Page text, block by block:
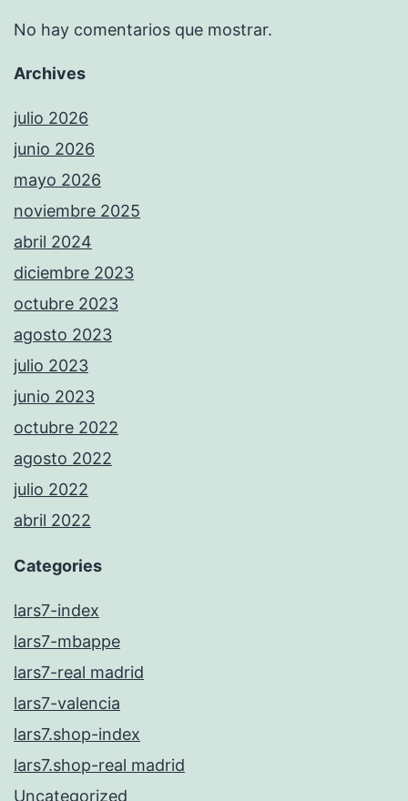
No hay comentarios que mostrar.
Archives
julio 2026
junio 2026
mayo 2026
noviembre 2025
abril 2024
diciembre 2023
octubre 2023
agosto 2023
julio 2023
junio 2023
octubre 2022
agosto 2022
julio 2022
abril 2022
Categories
lars7-index
lars7-mbappe
lars7-real madrid
lars7-valencia
lars7.shop-index
lars7.shop-real madrid
Uncategorized